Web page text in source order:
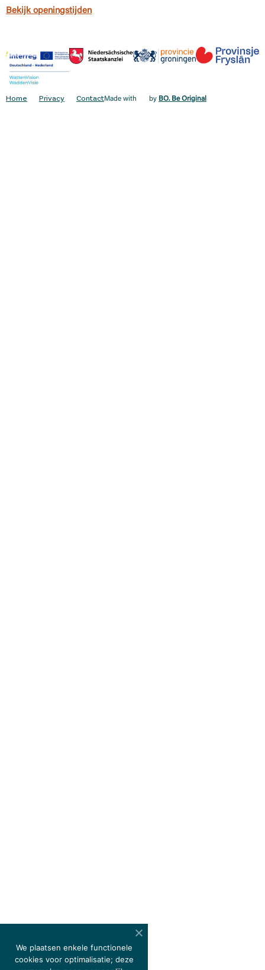
Bekijk openingstijden
Home Privacy ContactMade with by BO. Be Original
We plaatsen enkele functionele
cookies voor optimalisatie; deze